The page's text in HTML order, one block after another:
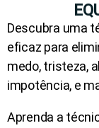
Descubra uma
eficaz para
medo, tristeza,
impotência, e
Aprenda a